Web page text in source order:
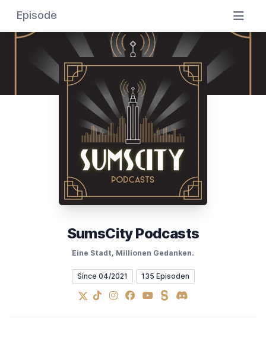
Episode
SumsCity Podcasts
Eine Stadt, Millionen Gedanken.
Since 04/2021 135 Episoden
X TikTokInstagram
Facebook
YouTube
SteadyDiscord